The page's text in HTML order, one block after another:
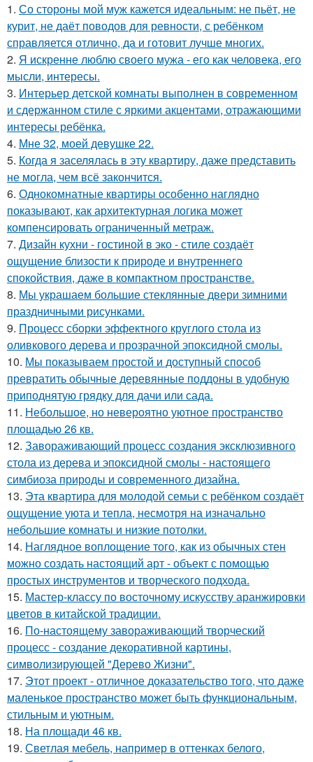
1. Со стороны мой муж кажется идеальным: не пьёт, не
курит, не даёт поводов для ревности, с ребёнком
справляется отлично, да и готовит лучше многих.
2. Я искренне люблю своего мужа - его как человека, его
мысли, интересы.
3. Интерьер детской комнаты выполнен в современном
и сдержанном стиле с яркими акцентами, отражающими
интересы ребёнка.
4. Мне 32, моей девушке 22.
5. Когда я заселялась в эту квартиру, даже представить
не могла, чем всё закончится.
6. Однокомнатные квартиры особенно наглядно
показывают, как архитектурная логика может
компенсировать ограниченный метраж.
7. Дизайн кухни - гостиной в эко - стиле создаёт
ощущение близости к природе и внутреннего
спокойствия, даже в компактном пространстве.
8. Мы украшаем большие стеклянные двери зимними
праздничными рисунками.
9. Процесс сборки эффектного круглого стола из
оливкового дерева и прозрачной эпоксидной смолы.
10. Мы показываем простой и доступный способ
превратить обычные деревянные поддоны в удобную
приподнятую грядку для дачи или сада.
11. Небольшое, но невероятно уютное пространство
площадью 26 кв.
12. Завораживающий процесс создания эксклюзивного
стола из дерева и эпоксидной смолы - настоящего
симбиоза природы и современного дизайна.
13. Эта квартира для молодой семьи с ребёнком создаёт
ощущение уюта и тепла, несмотря на изначально
небольшие комнаты и низкие потолки.
14. Наглядное воплощение того, как из обычных стен
можно создать настоящий арт - объект с помощью
простых инструментов и творческого подхода.
15. Мастер-классу по восточному искусству аранжировки
цветов в китайской традиции.
16. По-настоящему завораживающий творческий
процесс - создание декоративной картины,
символизирующей "Дерево Жизни".
17. Этот проект - отличное доказательство того, что даже
маленькое пространство может быть функциональным,
стильным и уютным.
18. На площади 46 кв.
19. Светлая мебель, например в оттенках белого,